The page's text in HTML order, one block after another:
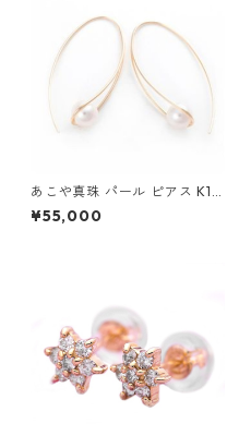
あこや真珠 パール ピアス K10
イエローゴールド ジプシー フ
ック ピアス 7mm 7ミリ珠 ア
¥55,000